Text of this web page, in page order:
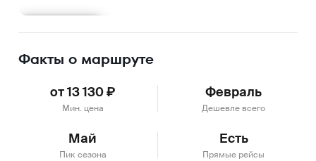
Факты о маршруте
от 13 130 ₽
Мин. цена
Февраль
Дешевле всего
Май
Пик сезона
Есть
Прямые рейсы